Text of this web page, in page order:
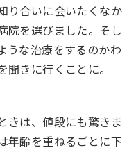
り合いに会いたくなか
院を選びました。そし
うな治療をするのかわ
きに行くことに。
きは、値段にも驚きま
年齢を重ねるごとに下